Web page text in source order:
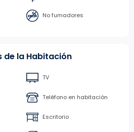
No fumadores
la Habitación
TV
Teléfono en habitación
Escritorio